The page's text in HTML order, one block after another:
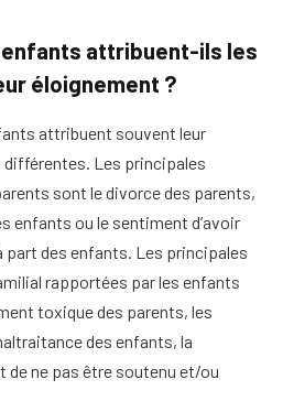
attribuent-ils les
éloignement ?
attribuent souvent leur
différentes. Les principales
sont le divorce des parents,
enfants ou le sentiment d’avoir
part des enfants. Les principales
rapportées par les enfants
toxique des parents, les
des enfants, la
de ne pas être soutenu et/ou